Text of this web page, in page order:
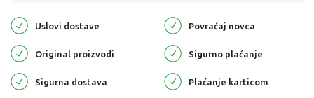
Uslovi dostave Povraćaj novca
Original proizvodi Sigurno plaćanje
Sigurna dostava Plaćanje karticom